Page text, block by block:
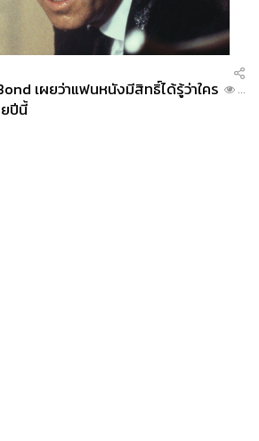
เผยว่าแฟนหนังมีสิทธิ์ได้รู้ว่าใคร
ปีนี้
...